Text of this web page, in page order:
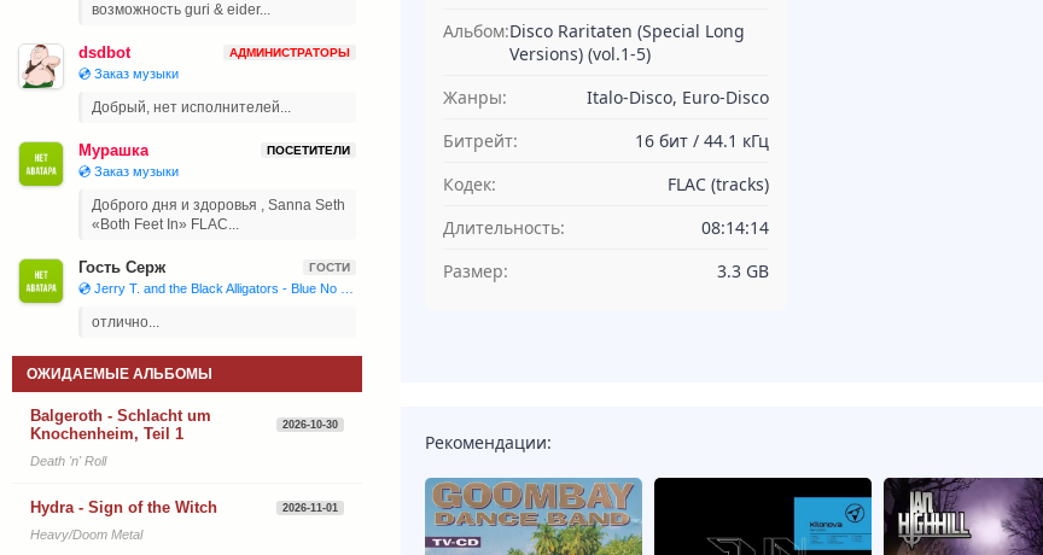
Альбом:Disco Raritaten (Special Long
Versions) (vol.1-5)
Жанры:
Italo-Disco, Euro-Disco
Битрейт:
16 бит / 44.1 кГц
Кодек:
FLAC (tracks)
Длительность:
08:14:14
Размер:
3.3 GB
Рекомендации:
возможность guri & eider...
dsdbot АДМИНИСТРАТОРЫ
💿 Заказ музыки
Добрый, нет исполнителей...
Мурашка ПОСЕТИТЕЛИ
💿 Заказ музыки
Доброго дня и здоровья , Sanna Seth
«Both Feet In» FLAC...
Гость Серж ГОСТИ
отлично...
ОЖИДАЕМЫЕ АЛЬБОМЫ
Balgeroth - Schlacht um
Knochenheim, Teil 1
2026-10-30
Death 'n' Roll
Hydra - Sign of the Witch 2026-11-01
Heavy/Doom Metal